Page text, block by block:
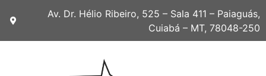
Av. Dr. Hélio Ribeiro, 525 – Sala 411 – Paiaguás,
Cuiabá – MT, 78048-250